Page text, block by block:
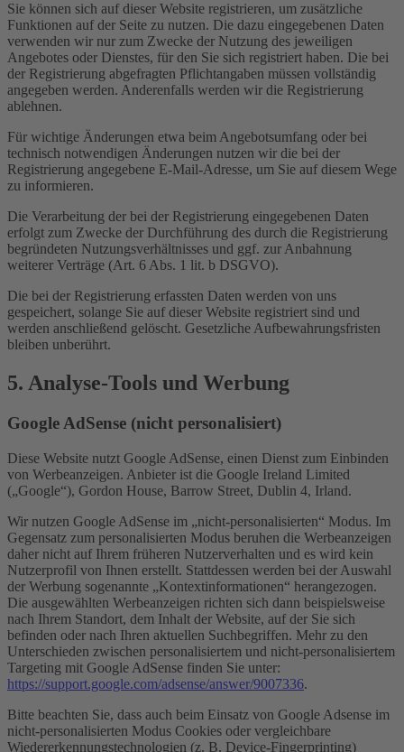
Sie können sich auf dieser Website registrieren, um zusätzliche
Funktionen auf der Seite zu nutzen. Die dazu eingegebenen Daten
verwenden wir nur zum Zwecke der Nutzung des jeweiligen
Angebotes oder Dienstes, für den Sie sich registriert haben. Die bei
der Registrierung abgefragten Pflichtangaben müssen vollständig
angegeben werden. Anderenfalls werden wir die Registrierung
ablehnen.
Für wichtige Änderungen etwa beim Angebotsumfang oder bei
technisch notwendigen Änderungen nutzen wir die bei der
Registrierung angegebene E-Mail-Adresse, um Sie auf diesem Wege
zu informieren.
Die Verarbeitung der bei der Registrierung eingegebenen Daten
erfolgt zum Zwecke der Durchführung des durch die Registrierung
begründeten Nutzungsverhältnisses und ggf. zur Anbahnung
weiterer Verträge (Art. 6 Abs. 1 lit. b DSGVO).
Die bei der Registrierung erfassten Daten werden von uns
gespeichert, solange Sie auf dieser Website registriert sind und
werden anschließend gelöscht. Gesetzliche Aufbewahrungsfristen
bleiben unberührt.
5. Analyse-Tools und Werbung
Google AdSense (nicht personalisiert)
Diese Website nutzt Google AdSense, einen Dienst zum Einbinden
von Werbeanzeigen. Anbieter ist die Google Ireland Limited
(„Google“), Gordon House, Barrow Street, Dublin 4, Irland.
Wir nutzen Google AdSense im „nicht-personalisierten“ Modus. Im
Gegensatz zum personalisierten Modus beruhen die Werbeanzeigen
daher nicht auf Ihrem früheren Nutzerverhalten und es wird kein
Nutzerprofil von Ihnen erstellt. Stattdessen werden bei der Auswahl
der Werbung sogenannte „Kontextinformationen“ herangezogen.
Die ausgewählten Werbeanzeigen richten sich dann beispielsweise
nach Ihrem Standort, dem Inhalt der Website, auf der Sie sich
befinden oder nach Ihren aktuellen Suchbegriffen. Mehr zu den
Unterschieden zwischen personalisiertem und nicht-personalisiertem
Targeting mit Google AdSense finden Sie unter:
https://support.google.com/adsense/answer/9007336.
Bitte beachten Sie, dass auch beim Einsatz von Google Adsense im
nicht-personalisierten Modus Cookies oder vergleichbare
Wiedererkennungstechnologien (z. B. Device-Fingerprinting)